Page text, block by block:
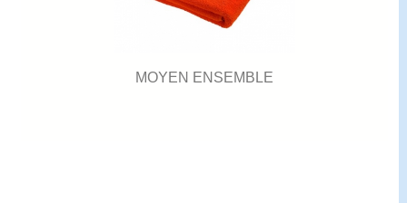
MOYEN ENSEMBLE